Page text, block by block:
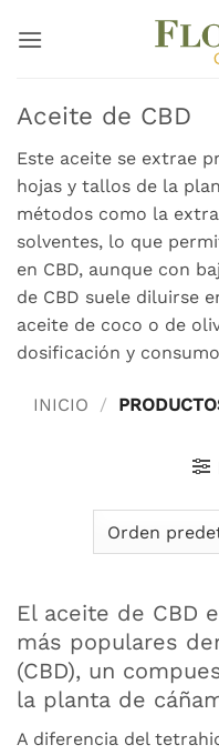
Aceite de CBD
Este aceite se extrae
hojas y tallos de la
métodos como la
solventes, lo que
en CBD, aunque con
de CBD suele diluirse
aceite de coco o de
dosificación y
INICIO /
El aceite de CBD
más populares
(CBD), un
la planta de
A diferencia del